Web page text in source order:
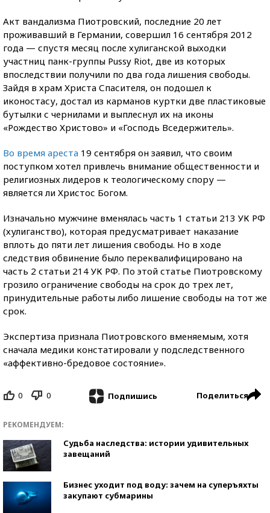
Акт вандализма Пиотровский, последние 20 лет
проживавший в Германии, совершил 16 сентября 2012
года — спустя месяц после хулиганской выходки
участниц панк-группы Pussy Riot, две из которых
впоследствии получили по два года лишения свободы.
Зайдя в храм Христа Спасителя, он подошел к
иконостасу, достал из карманов куртки две пластиковые
бутылки с чернилами и выплеснул их на иконы
«Рождество Христово» и «Господь Вседержитель».
Во время ареста 19 сентября он заявил, что своим
поступком хотел привлечь внимание общественности и
религиозных лидеров к теологическому спору —
является ли Христос Богом.
Изначально мужчине вменялась часть 1 статьи 213 УК РФ
(хулиганство), которая предусматривает наказание
вплоть до пяти лет лишения свободы. Но в ходе
следствия обвинение было переквалифицировано на
часть 2 статьи 214 УК РФ. По этой статье Пиотровскому
грозило ограничение свободы на срок до трех лет,
принудительные работы либо лишение свободы на тот же
срок.
Экспертиза признала Пиотровского вменяемым, хотя
сначала медики констатировали у подследственного
«аффективно-бредовое состояние».
0 0 Подпишись Поделиться
РЕКОМЕНДУЕМ:
Судьба наследства: истории удивительных
завещаний
Бизнес уходит под воду: зачем на суперъяхты
закупают субмарины